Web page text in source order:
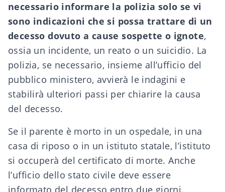
necessario informare la polizia solo se vi
sono indicazioni che si possa trattare di un
decesso dovuto a cause sospette o ignote,
ossia un incidente, un reato o un suicidio. La
polizia, se necessario, insieme all’ufficio del
pubblico ministero, avvierà le indagini e
stabilirà ulteriori passi per chiarire la causa
del decesso.
Se il parente è morto in un ospedale, in una
casa di riposo o in un istituto statale, l’istituto
si occuperà del certificato di morte. Anche
l’ufficio dello stato civile deve essere
informato del decesso entro due giorni.